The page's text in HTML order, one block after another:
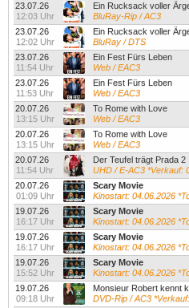
23.07.26
12:03 Uhr
Ein Rucksack voller
BluRay-Rip / AC3
23.07.26
12:02 Uhr
Ein Rucksack voller
BluRay / DTS
23.07.26
11:54 Uhr
Ein Fest Fürs Leben
Web / EAC3
23.07.26
11:53 Uhr
Ein Fest Fürs Leben
Web / EAC3
20.07.26
13:15 Uhr
To Rome with Love
Web / EAC3
20.07.26
13:15 Uhr
To Rome with Love
Web / EAC3
20.07.26
11:54 Uhr
Der Teufel trägt Prada 2
UHD / E-AC3 *Verkauf:
20.07.26
01:09 Uhr
Scary Movie
Kinostart: 04.06.2026
19.07.26
16:17 Uhr
Scary Movie
Kinostart: 04.06.2026
19.07.26
16:17 Uhr
Scary Movie
Kinostart: 04.06.2026
19.07.26
15:52 Uhr
Scary Movie
Kinostart: 04.06.2026
19.07.26
09:18 Uhr
Monsieur Robert kennt
DVD-Rip / AC3